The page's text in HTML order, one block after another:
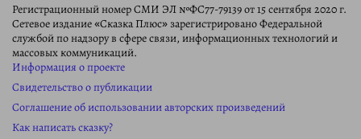
Регистрационный номер СМИ ЭЛ №ФС77-79139 от 15 сентября 2020 г.
Сетевое издание «Сказка Плюс» зарегистрировано Федеральной
службой по надзору в сфере связи, информационных технологий и
массовых коммуникаций.
Информация о проекте
Свидетельство о публикации
Соглашение об использовании авторских произведений
Как написать сказку?